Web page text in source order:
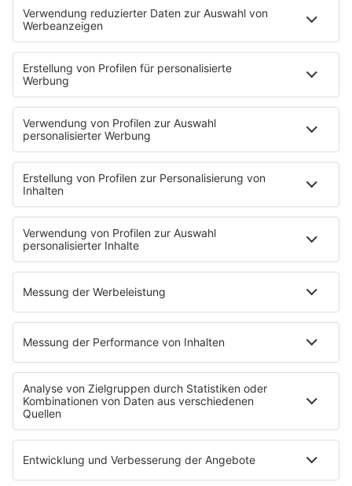
HOME
INFOS
Kontakt
Newsletter
Jobs & Praktika
Pressekontakt
Pressemeldungen
WERBUNG
Mediadaten und Preisliste
Ansprechpartner
RECHTLICHES